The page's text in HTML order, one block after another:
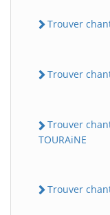
Trouver
Trouver
Trouver
TOURAiNE
Trouver